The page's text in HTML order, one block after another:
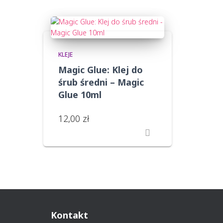
KLEJE
Magic Glue: Klej do
śrub średni – Magic
Glue 10ml
12,00 zł
Kontakt